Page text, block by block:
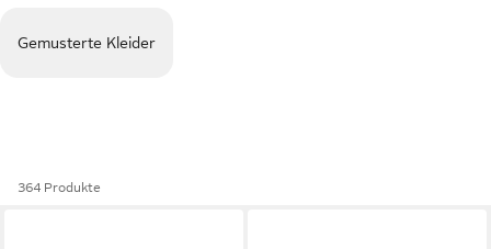
Gemusterte Kleider
364 Produkte